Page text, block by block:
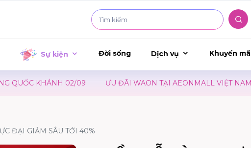
Sự kiện Đời sống Dịch vụ Khuyến
KHÁNH 02/09 ƯU ĐÃI WAON TẠI AEONMALL VIỆT NAM –
ĐẠI GIẢM SÂU TỚI 40%